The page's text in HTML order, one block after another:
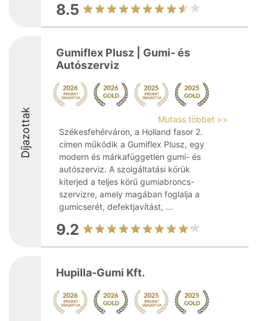
8.5
Díjazottak
Gumiflex Plusz | Gumi- és
Autószerviz
Mutass többet >>
Székesfehérváron, a Holland fasor 2.
címen működik a Gumiflex Plusz, egy
modern és márkafüggetlen gumi- és
autószerviz. A szolgáltatási körük
kiterjed a teljes körű gumiabroncs-
szervizre, amely magában foglalja a
gumicserét, defektjavítást, ...
9.2
Hupilla-Gumi Kft.